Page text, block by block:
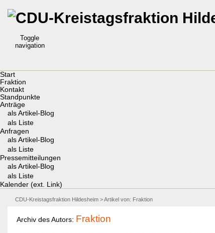
Toggle
navigation
Start
Fraktion
Kontakt
Standpunkte
Anträge
als Artikel-Blog
als Liste
Anfragen
als Artikel-Blog
als Liste
Pressemitteilungen
als Artikel-Blog
als Liste
Kalender (ext. Link)
CDU-Kreistagsfraktion Hildesheim > Artikel von: Fraktion
Archiv des Autors: Fraktion